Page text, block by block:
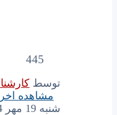
445
توسط
مشاهده
شنبه 19 مهر 1404, 9:24 am